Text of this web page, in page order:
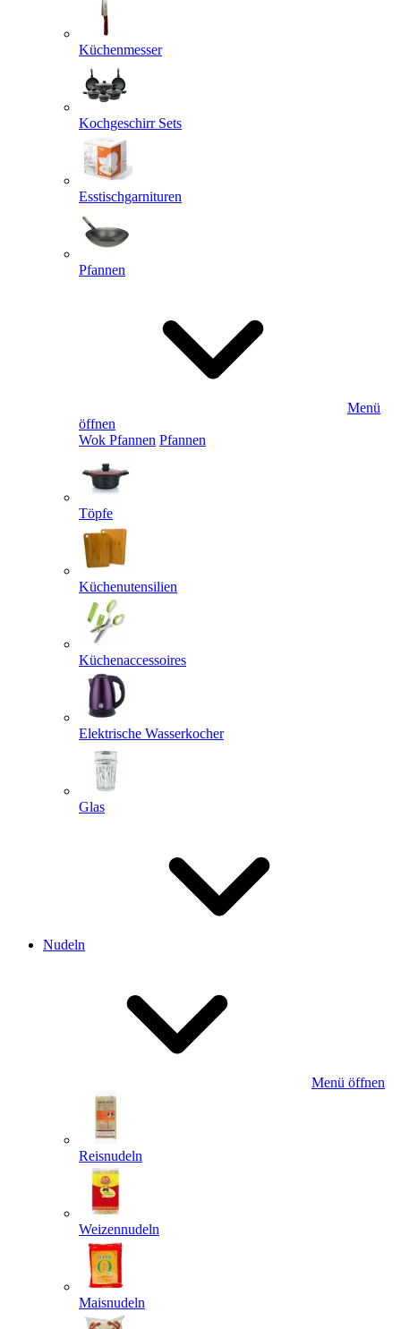
Küchenmesser
Kochgeschirr Sets
Esstischgarnituren
Pfannen
Menü
öffnen
Wok Pfannen Pfannen
Töpfe
Küchenutensilien
Küchenaccessoires
Elektrische Wasserkocher
Glas
Nudeln
Menü öffnen
Reisnudeln
Weizennudeln
Maisnudeln